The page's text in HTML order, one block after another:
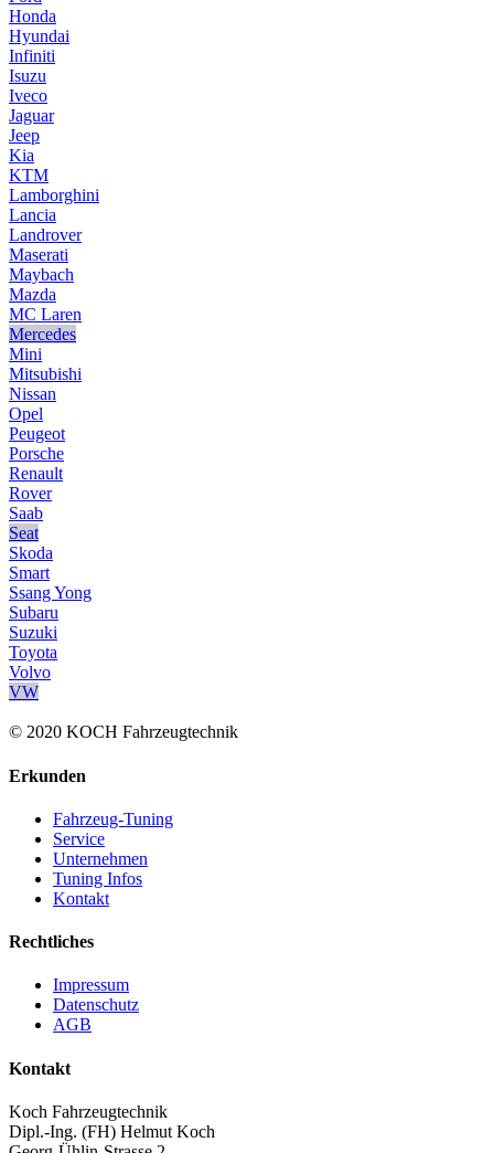
Honda
Hyundai
Infiniti
Isuzu
Iveco
Jaguar
Jeep
Kia
KTM
Lamborghini
Lancia
Landrover
Maserati
Maybach
Mazda
MC Laren
Mercedes
Mini
Mitsubishi
Nissan
Opel
Peugeot
Porsche
Renault
Rover
Saab
Seat
Skoda
Smart
Ssang Yong
Subaru
Suzuki
Toyota
Volvo
VW
© 2020 KOCH Fahrzeugtechnik
Erkunden
Fahrzeug-Tuning
Service
Unternehmen
Tuning Infos
Kontakt
Rechtliches
Impressum
Datenschutz
AGB
Kontakt
Koch Fahrzeugtechnik
Dipl.-Ing. (FH) Helmut Koch